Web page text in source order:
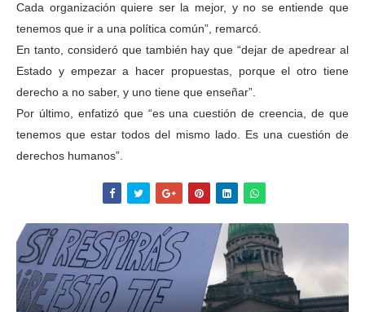
Cada organización quiere ser la mejor, y no se entiende que
tenemos que ir a una política común”, remarcó.
En tanto, consideró que también hay que “dejar de apedrear al
Estado y empezar a hacer propuestas, porque el otro tiene
derecho a no saber, y uno tiene que enseñar”.
Por último, enfatizó que “es una cuestión de creencia, de que
tenemos que estar todos del mismo lado. Es una cuestión de
derechos humanos”.